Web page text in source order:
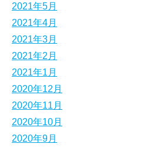
2021年5月
2021年4月
2021年3月
2021年2月
2021年1月
2020年12月
2020年11月
2020年10月
2020年9月